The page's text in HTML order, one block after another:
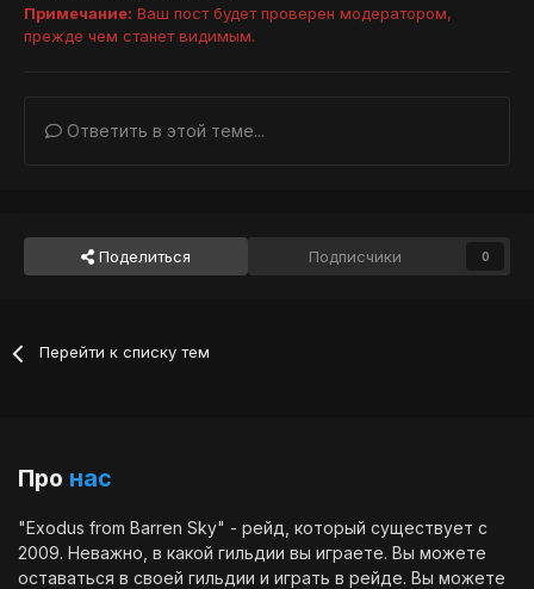
Примечание: Ваш пост будет проверен модератором,
прежде чем станет видимым.
Ответить в этой теме...
Поделиться Подписчики 0
Перейти к списку тем
Про нас
"Exodus from Barren Sky" - рейд, который существует с
2009. Неважно, в какой гильдии вы играете. Вы можете
оставаться в своей гильдии и играть в рейде. Вы можете